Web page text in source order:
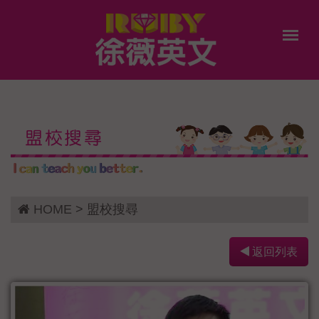
盟校搜尋
HOME > 盟校搜尋
返回列表